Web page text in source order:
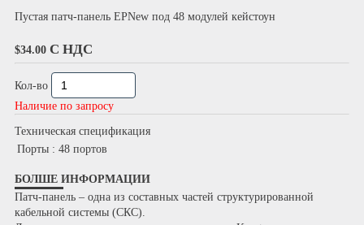
Пустая патч-панель EPNew под 48 модулей кейстоун
$34.00 С НДС
Кол-во
Наличие по запросу
Техническая спецификация
Порты : 48 портов
БОЛШЕ ИНФОРМАЦИИ
Патч-панель – одна из составных частей структурированной
кабельной системы (СКС).